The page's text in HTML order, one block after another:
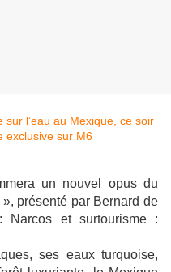
un nouvel opus du
présenté par Bernard de
Narcos et surtourisme :
ses eaux turquoise,